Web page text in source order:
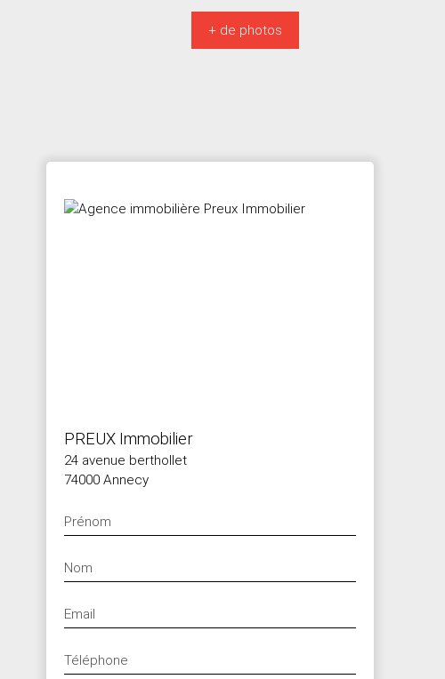
+ de photos
PREUX Immobilier
24 avenue berthollet
74000 Annecy
Prénom
Nom
Email
Téléphone